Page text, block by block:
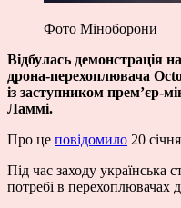
Фото Міноборони
Відбулась демонстрація
дрона-перехоплювача
із заступником премʼєр-
Ламмі.
Про це повідомило 20
Під час заходу українська
потребі в перехоплювачах